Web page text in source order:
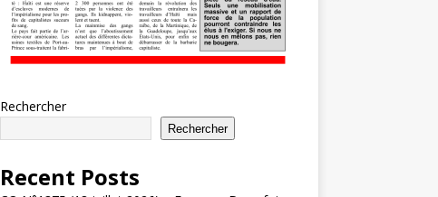
Rechercher
Rechercher
Recent Posts